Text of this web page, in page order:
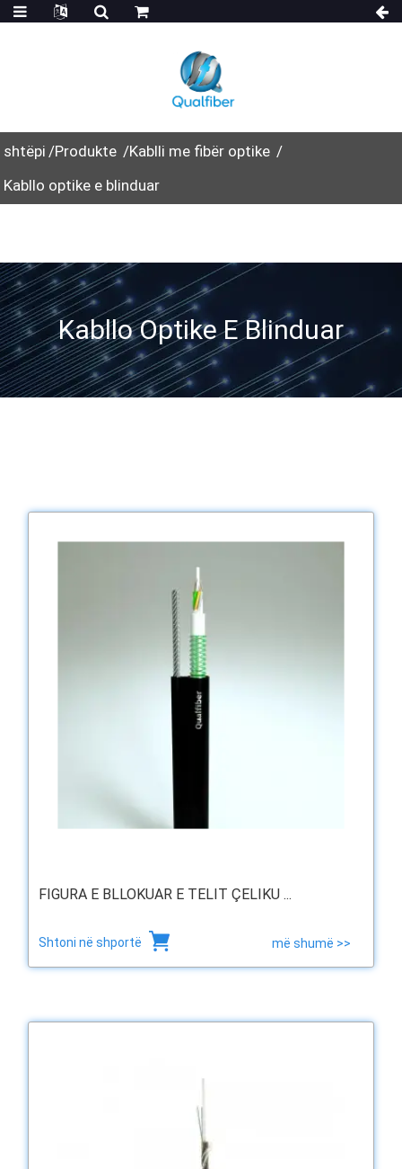
shtëpi Produkte
Kablli me fibër optike
Kabllo optike e blinduar
Kabllo Optike E Blinduar
FIGURA E BLLOKUAR E TELIT ÇELIKU ...
Shtoni në shportë më shumë >>